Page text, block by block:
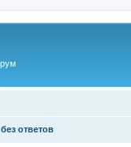
ответов